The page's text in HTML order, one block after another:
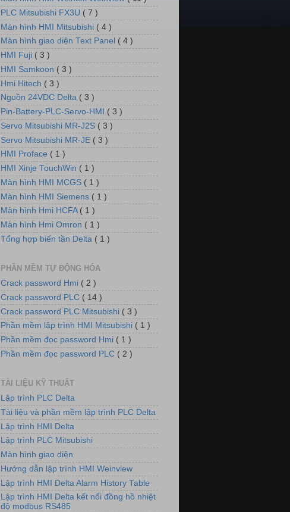
PLC Mitsubishi FX3U ( 7 )
Màn hình HMI Mitsubishi ( 4 )
Màn hình giao diện Text Panel ( 4 )
HMI Fuji ( 3 )
HMI Samkoon ( 3 )
Hmi Hitech ( 3 )
Nguồn 24VDC Delta ( 3 )
Pin-Battery-PLC-Servo-HMI ( 3 )
Servo Mitsubishi MR-J2S ( 3 )
Servo Mitsubishi MR-JE ( 3 )
HMI Proface ( 1 )
HMI Xinje TouchWin ( 1 )
Màn hình HMI MCGS ( 1 )
Màn hình HMI Siemens ( 1 )
Màn hình Hmi HCFA ( 1 )
Màn hình Hmi Omron ( 1 )
Tổng hợp biến tần Delta ( 1 )
PHẦN MỀM TỰ ĐỘNG HÓA
Crack password Hmi ( 2 )
Crack password PLC ( 14 )
Crack password PLC Mitsubishi ( 3 )
Phần mềm lập trình HMI Mitsubishi ( 1 )
Phần mềm đọc password Hmi ( 1 )
Phần mềm đọc password PLC ( 2 )
TÀI LIỆU KỸ THUẬT
Lập trình PLC Delta
Tài liệu và phần mềm lập trình PLC Delta
Lập trình HMI Delta
Lập trình PLC Mitsubishi
Màn hình giao diện
Hướng dẫn lập trình HMI Weinview
Lập trình HMI Delta Alarm History Table
Lập trình HMI Delta kết nối đồng hồ nhiệt
độ modbus RS485